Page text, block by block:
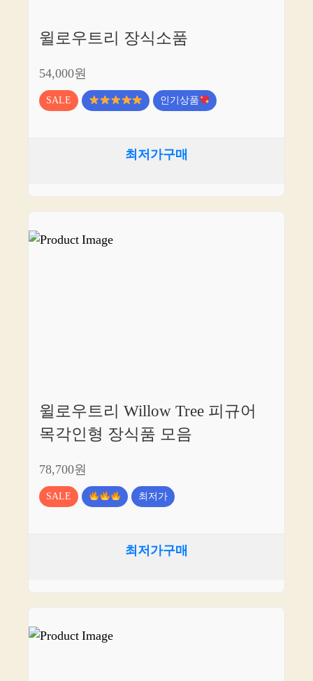
윌로우트리 장식소품
54,000원
SALE 인기상품
최저가구매
윌로우트리 Willow Tree 피규어
목각인형 장식품 모음
78,700원
SALE 최저가
최저가구매